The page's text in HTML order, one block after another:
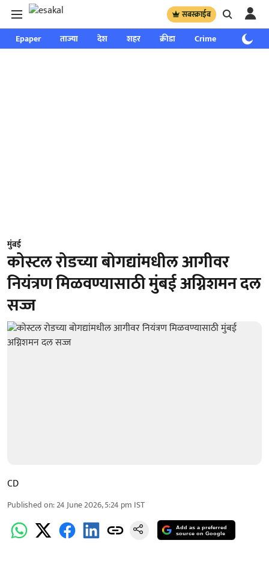
सबस्क्राईब
Epaper ताज्या देश शहर क्रीडा Crime साप्ताहिक
मुंबई
कोस्टल रोडच्या बोगद्यांमधील आगीवर
नियंत्रण मिळवण्यासाठी मुंबई अग्निशमन दल
सज्ज
CD
Published on:24 June 2026, 5:24 pm IST
Add as a preferred
source on Google